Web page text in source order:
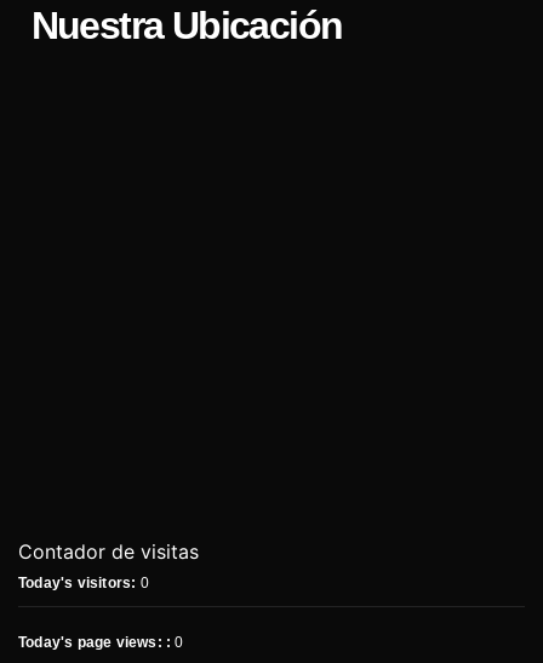
Nuestra Ubicación
Contador de visitas
Today's visitors: 0
Today's page views: :0